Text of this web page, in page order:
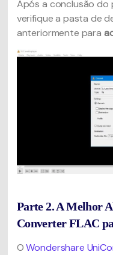
Após a conclusão do
verifique a pasta de
anteriormente para
Parte 2. A Melhor
Converter FLAC
OWondershare